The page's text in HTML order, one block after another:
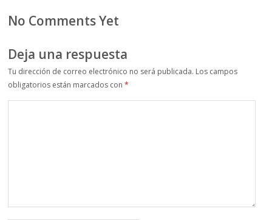
No Comments Yet
Deja una respuesta
Tu dirección de correo electrónico no será publicada. Los campos
obligatorios están marcados con*